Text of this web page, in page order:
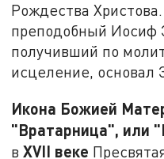
Рождества
преподобный Иосиф
получивший по
исцеление, основал
Икона Божией
"Вратарница", или
вXVII веке